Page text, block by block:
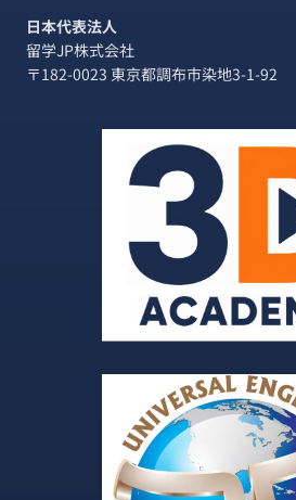
日本代表法人
留学JP株式会社
〒182-0023 東京都調布市染地3-1-92